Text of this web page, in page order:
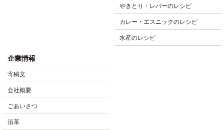
やきとり・レバーのレシピ
カレー・エスニックのレシピ
水産のレシピ
企業情報
寄稿文
会社概要
ごあいさつ
沿革